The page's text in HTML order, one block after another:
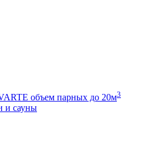
объем парных до 20м3
и сауны